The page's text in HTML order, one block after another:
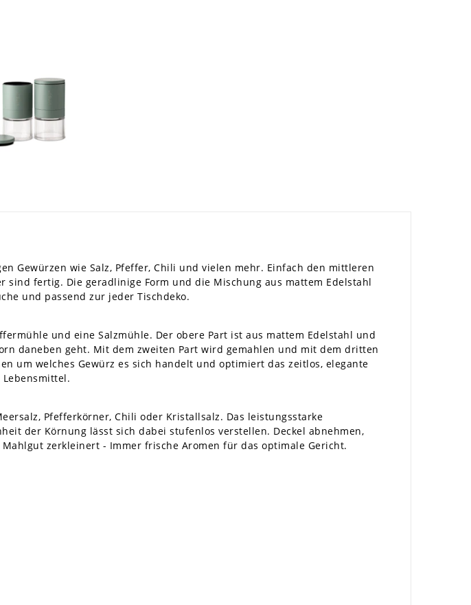
Gewürzen wie Salz, Pfeffer, Chili und vielen mehr. Einfach den mittleren
fertig. Die geradlinige Form und die Mischung aus mattem Edelstahl
und passend zur jeder Tischdeko.
und eine Salzmühle. Der obere Part ist aus mattem Edelstahl und
daneben geht. Mit dem zweiten Part wird gemahlen und mit dem dritten
um welches Gewürz es sich handelt und optimiert das zeitlos, elegante
Pfefferkörner, Chili oder Kristallsalz. Das leistungsstarke
der Körnung lässt sich dabei stufenlos verstellen. Deckel abnehmen,
zerkleinert - Immer frische Aromen für das optimale Gericht.